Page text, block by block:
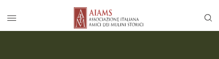
di accesso rapido ai contenuti
al menu di navigazione principale
al contenuto
Menu principale